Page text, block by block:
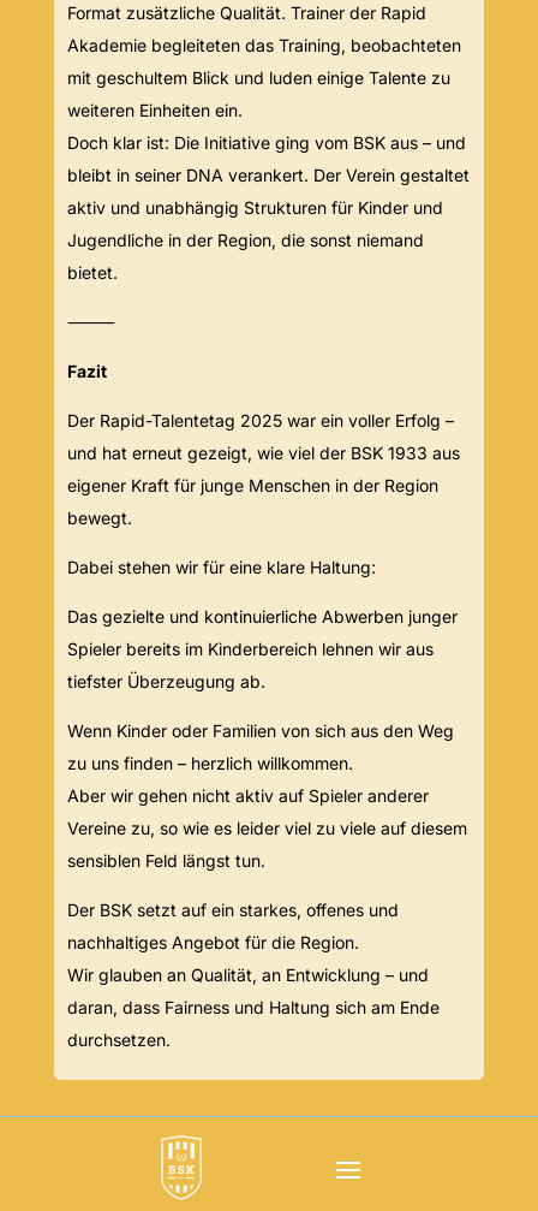
Format zusätzliche Qualität. Trainer der Rapid
Akademie begleiteten das Training, beobachteten
mit geschultem Blick und luden einige Talente zu
weiteren Einheiten ein.
Doch klar ist: Die Initiative ging vom BSK aus – und
bleibt in seiner DNA verankert. Der Verein gestaltet
aktiv und unabhängig Strukturen für Kinder und
Jugendliche in der Region, die sonst niemand
bietet.
⸻
Fazit
Der Rapid-Talentetag 2025 war ein voller Erfolg –
und hat erneut gezeigt, wie viel der BSK 1933 aus
eigener Kraft für junge Menschen in der Region
bewegt.
Dabei stehen wir für eine klare Haltung:
Das gezielte und kontinuierliche Abwerben junger
Spieler bereits im Kinderbereich lehnen wir aus
tiefster Überzeugung ab.
Wenn Kinder oder Familien von sich aus den Weg
zu uns finden – herzlich willkommen.
Aber wir gehen nicht aktiv auf Spieler anderer
Vereine zu, so wie es leider viel zu viele auf diesem
sensiblen Feld längst tun.
Der BSK setzt auf ein starkes, offenes und
nachhaltiges Angebot für die Region.
Wir glauben an Qualität, an Entwicklung – und
daran, dass Fairness und Haltung sich am Ende
durchsetzen.